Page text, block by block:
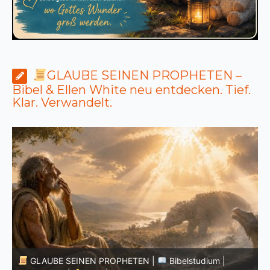
GLAUBE SEINEN PROPHETEN –
Bibel & Ellen White neu entdecken. Tief.
Klar. Verwandelt.
GLAUBE SEINEN PROPHETEN |
Bibelstudium |